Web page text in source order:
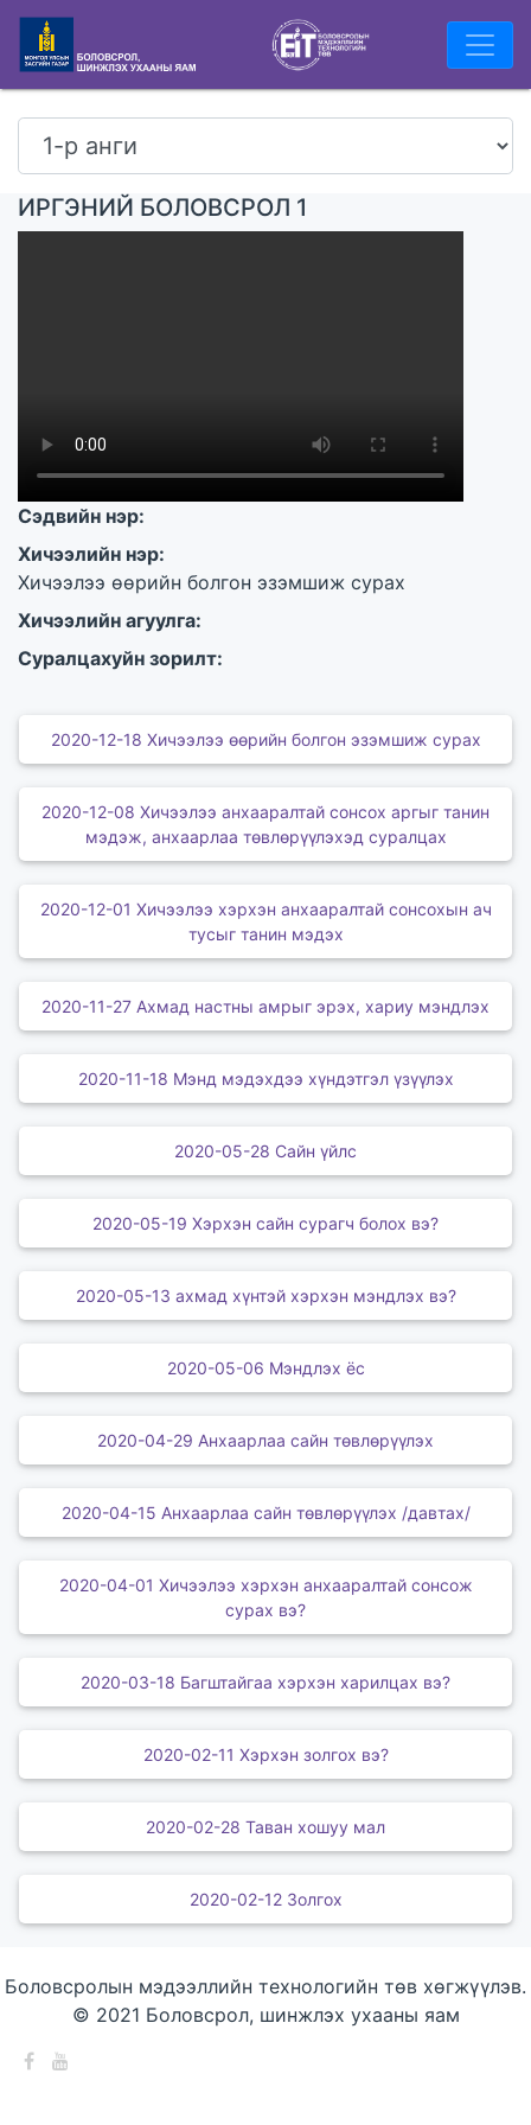
ИРГЭНИЙ БОЛОВСРОЛ 1
Сэдвийн нэр:
Хичээлийн нэр:
Хичээлээ өөрийн болгон эзэмшиж сурах
Хичээлийн агуулга:
Суралцахуйн зорилт:
2020-12-18 Хичээлээ өөрийн болгон эзэмшиж сурах
2020-12-08 Хичээлээ анхааралтай сонсох аргыг танин
мэдэж, анхаарлаа төвлөрүүлэхэд суралцах
2020-12-01 Хичээлээ хэрхэн анхааралтай сонсохын ач
тусыг танин мэдэх
2020-11-27 Ахмад настны амрыг эрэх, хариу мэндлэх
2020-11-18 Мэнд мэдэхдээ хүндэтгэл үзүүлэх
2020-05-28 Сайн үйлс
2020-05-19 Хэрхэн сайн сурагч болох вэ?
2020-05-13 ахмад хүнтэй хэрхэн мэндлэх вэ?
2020-05-06 Мэндлэх ёс
2020-04-29 Анхаарлаа сайн төвлөрүүлэх
2020-04-15 Анхаарлаа сайн төвлөрүүлэх /давтах/
2020-04-01 Хичээлээ хэрхэн анхааралтай сонсож
сурах вэ?
2020-03-18 Багштайгаа хэрхэн харилцах вэ?
2020-02-11 Хэрхэн золгох вэ?
2020-02-28 Таван хошуу мал
2020-02-12 Золгох
Боловсролын мэдээллийн технологийн төв хөгжүүлэв.
© 2021 Боловсрол, шинжлэх ухааны яам